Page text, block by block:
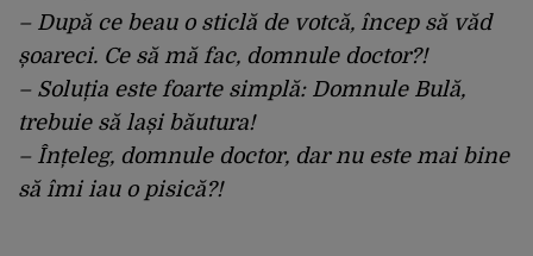
– După ce beau o sticlă de votcă, încep să văd
șoareci. Ce să mă fac, domnule doctor?!
– Soluția este foarte simplă: Domnule Bulă,
trebuie să lași băutura!
– Înțeleg, domnule doctor, dar nu este mai bine
să îmi iau o pisică?!